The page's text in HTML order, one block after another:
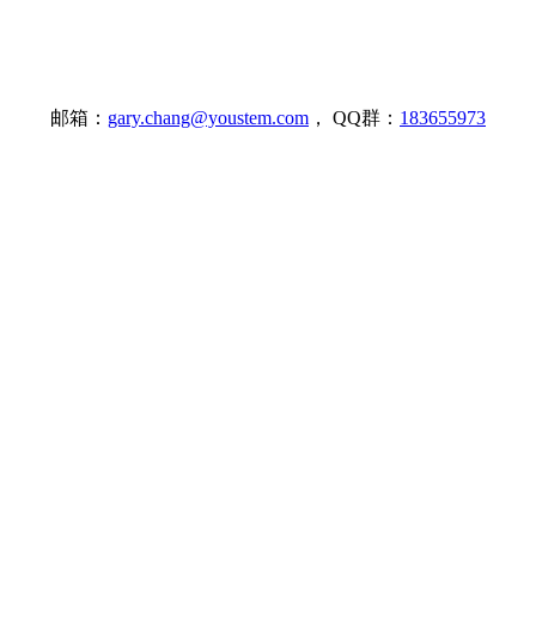
邮箱： gary.chang@youstem.com ， QQ群： 183655973